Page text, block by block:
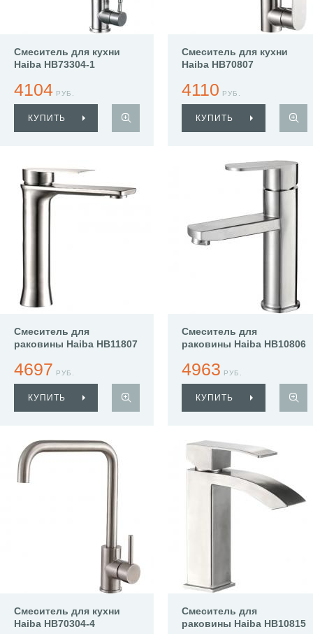
Смеситель для кухни
Haiba HB73304-1
4104 РУБ.
КУПИТЬ
Смеситель для кухни
Haiba HB70807
4110 РУБ.
КУПИТЬ
Смеситель для
раковины Haiba HB11807
4697 РУБ.
КУПИТЬ
Смеситель для
раковины Haiba HB10806
4963 РУБ.
КУПИТЬ
Смеситель для кухни
Haiba HB70304-4
Смеситель для
раковины Haiba HB10815